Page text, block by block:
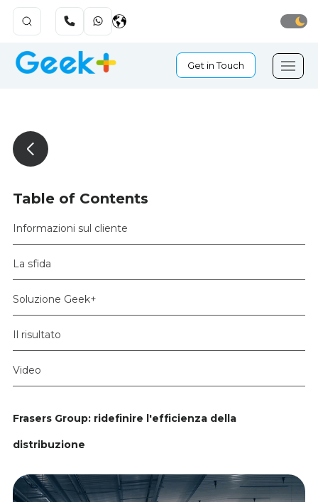
Get in Touch
Table of Contents
Informazioni sul cliente
La sfida
Soluzione Geek+
Il risultato
Video
Frasers Group: ridefinire l'efficienza della
distribuzione